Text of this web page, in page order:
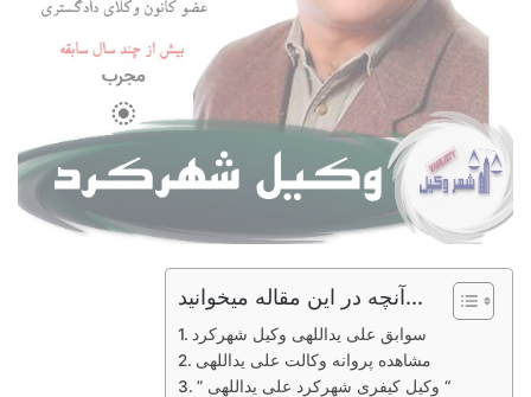
آنچه در این مقاله میخوانید...
سوابق علی یداللهی وکیل شهرکرد
مشاهده پروانه وکالت علی یداللهی
” وکیل کیفری شهرکرد علی یداللهی “